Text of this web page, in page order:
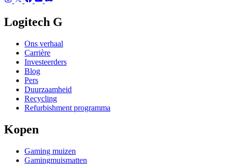
Logitech G
Ons verhaal
Carrière
Investeerders
Blog
Pers
Duurzaamheid
Recycling
Refurbishment programma
Kopen
Gaming muizen
Gamingmuismatten